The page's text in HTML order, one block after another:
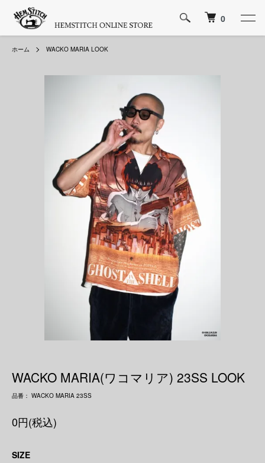
0
ホーム WACKO MARIA LOOK
WACKO MARIA(ワコマリア) 23SS LOOK
品番： WACKO MARIA 23SS
0円(税込)
SIZE